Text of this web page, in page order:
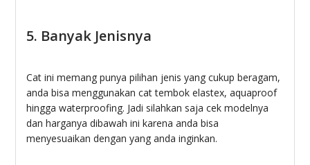
5. Banyak Jenisnya
Cat ini memang punya pilihan jenis yang cukup beragam,
anda bisa menggunakan cat tembok elastex, aquaproof
hingga waterproofing. Jadi silahkan saja cek modelnya
dan harganya dibawah ini karena anda bisa
menyesuaikan dengan yang anda inginkan.